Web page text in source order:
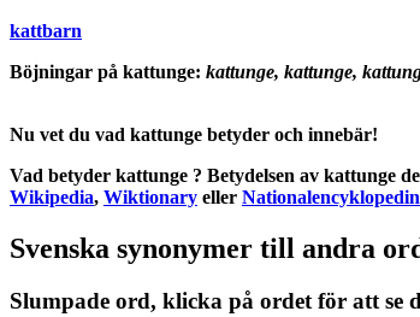
kattbarn
Böjningar på kattunge: kattunge, kattunge,
Nu vet du vad kattunge betyder och innebär!
Vad betyder kattunge ? Betydelsen av kattunge
Wikipedia, Wiktionary eller Nationalencyklopedin
Svenska synonymer till andra
Slumpade ord, klicka på ordet för att se